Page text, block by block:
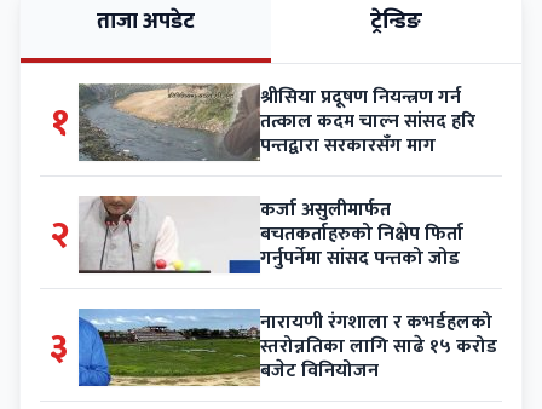
ताजा अपडेट ट्रेन्डिङ
१ श्रीसिया प्रदूषण नियन्त्रण गर्न
तत्काल कदम चाल्न सांसद हरि
पन्तद्वारा सरकारसँग माग
२ कर्जा असुलीमार्फत
बचतकर्ताहरुको निक्षेप फिर्ता
गर्नुपर्नेमा सांसद पन्तको जोड
३ नारायणी रंगशाला र कभर्डहलको
स्तरोन्नतिका लागि साढे १५ करोड
बजेट विनियोजन